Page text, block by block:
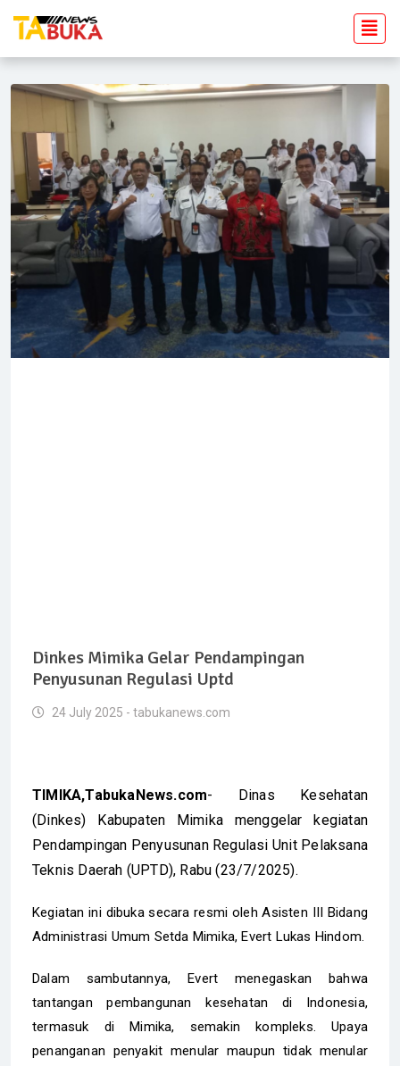
Dinkes Mimika Gelar Pendampingan
Penyusunan Regulasi Uptd
24 July 2025 - tabukanews.com
TIMIKA,TabukaNews.com- Dinas Kesehatan
(Dinkes) Kabupaten Mimika menggelar kegiatan
Pendampingan Penyusunan Regulasi Unit Pelaksana
Teknis Daerah (UPTD), Rabu (23/7/2025).
Kegiatan ini dibuka secara resmi oleh Asisten III Bidang
Administrasi Umum Setda Mimika, Evert Lukas Hindom.
Dalam sambutannya, Evert menegaskan bahwa
tantangan pembangunan kesehatan di Indonesia,
termasuk di Mimika, semakin kompleks. Upaya
penanganan penyakit menular maupun tidak menular